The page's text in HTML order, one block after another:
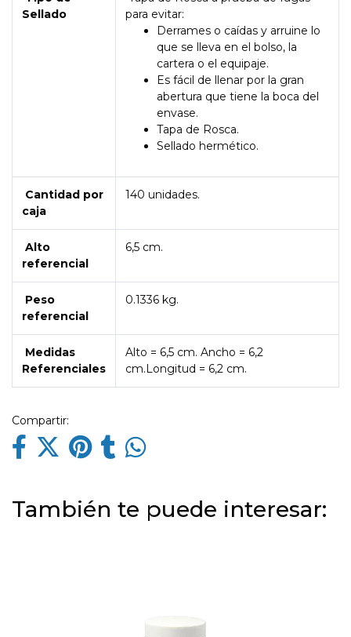
Sellado
para evitar:
Derrames o caídas y arruine lo
que se lleva en el bolso, la
cartera o el equipaje.
Es fácil de llenar por la gran
abertura que tiene la boca del
envase.
Tapa de Rosca.
Sellado hermético.
Cantidad por
caja
140 unidades.
Alto
referencial
6,5 cm.
Peso
referencial
0.1336 kg.
Medidas
Referenciales
Alto = 6,5 cm. Ancho = 6,2
cm.Longitud = 6,2 cm.
Compartir:
También te puede interesar: